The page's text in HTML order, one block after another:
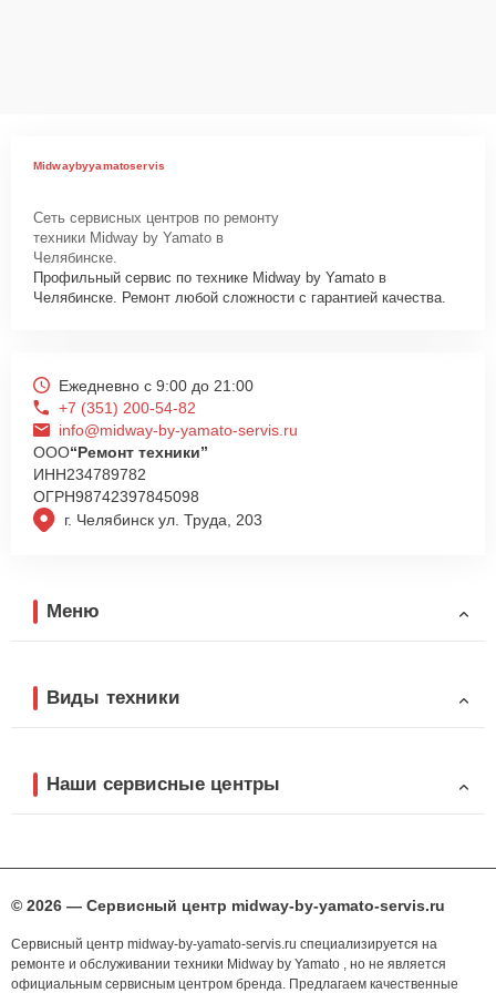
Midwaybyyamatoservis
Сеть сервисных центров по ремонту
техники Midway by Yamato в
Челябинске.
Профильный сервис по технике Midway by Yamato в
Челябинске. Ремонт любой сложности с гарантией качества.
г. Челябинск ул. Труда, 203
Ежедневно с 9:00 до 21:00
+7 (351) 200-54-82
info@midway-by-yamato-servis.ru
ООО“Ремонт техники”
ИНН234789782
ОГРН98742397845098
Меню
Виды техники
Наши сервисные центры
© 2026 — Сервисный центр midway-by-yamato-servis.ru
Сервисный центр midway-by-yamato-servis.ru специализируется на
ремонте и обслуживании техники Midway by Yamato , но не является
официальным сервисным центром бренда. Предлагаем качественные